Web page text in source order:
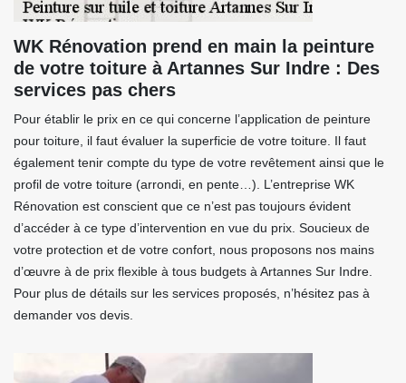
WK Rénovation prend en main la peinture
de votre toiture à Artannes Sur Indre : Des
services pas chers
Pour établir le prix en ce qui concerne l’application de peinture
pour toiture, il faut évaluer la superficie de votre toiture. Il faut
également tenir compte du type de votre revêtement ainsi que le
profil de votre toiture (arrondi, en pente…). L’entreprise WK
Rénovation est conscient que ce n’est pas toujours évident
d’accéder à ce type d’intervention en vue du prix. Soucieux de
votre protection et de votre confort, nous proposons nos mains
d’œuvre à de prix flexible à tous budgets à Artannes Sur Indre.
Pour plus de détails sur les services proposés, n’hésitez pas à
demander vos devis.